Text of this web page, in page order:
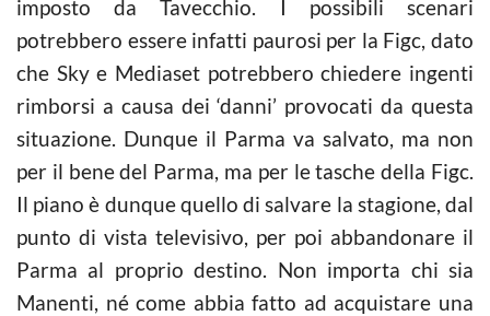
imposto da Tavecchio. I possibili scenari
potrebbero essere infatti paurosi per la Figc, dato
che Sky e Mediaset potrebbero chiedere ingenti
rimborsi a causa dei ‘danni’ provocati da questa
situazione. Dunque il Parma va salvato, ma non
per il bene del Parma, ma per le tasche della Figc.
Il piano è dunque quello di salvare la stagione, dal
punto di vista televisivo, per poi abbandonare il
Parma al proprio destino. Non importa chi sia
Manenti, né come abbia fatto ad acquistare una